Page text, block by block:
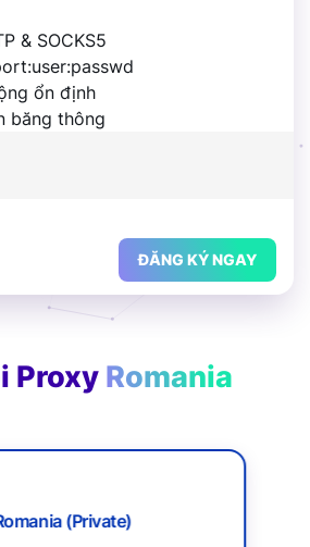
& SOCKS5
ổn định
băng thông
ĐĂNG KÝ NGAY
Proxy Romania
(Private)